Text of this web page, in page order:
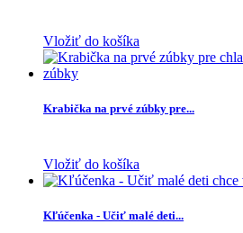
Vložiť do košíka
Krabička na prvé zúbky pre...
Vložiť do košíka
Kľúčenka - Učiť malé deti...